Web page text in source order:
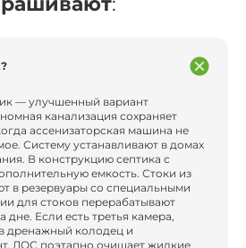
— улучшенный вариант
канализация сохраняет
ассенизаторская машина не
Систему устанавливают в домах
В конструкцию септика с
емкость. Стоки из
в резервуары со специальными
для стоков перерабатывают
Если есть третья камера,
дренажный колодец и
ЛОС поэтапно очищает жидкие